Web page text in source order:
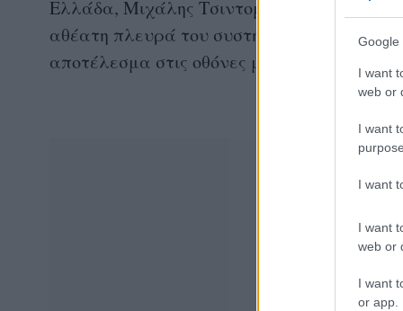
Google
I want
web or
I want
I want
I want
web or
I want
or app.
Ελλάδα, Μιχάλης Τσιντομηνάς και με
αθέατη πλευρά του συστήματος και κυρίως
αποτέλεσμα στις οθόνες μας.